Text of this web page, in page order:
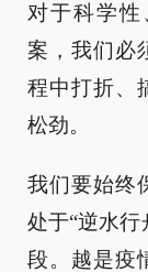
对于科学
案，我们必
程中打折、
松劲。
我们要始终
处于“逆水
段。越是疫